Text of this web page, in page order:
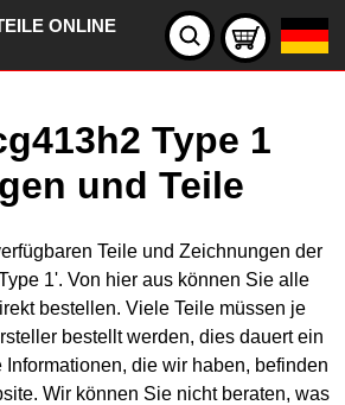
ONLINE
Type 1
und Teile
Teile und Zeichnungen der
1'. Von hier aus können Sie alle
bestellen. Viele Teile müssen je
bestellt werden, dies dauert ein
Informationen, die wir haben, befinden
Wir können Sie nicht beraten, was